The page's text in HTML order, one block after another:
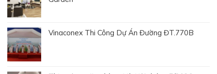
Vinaconex Thi Công Dự Án Đường ĐT.770B